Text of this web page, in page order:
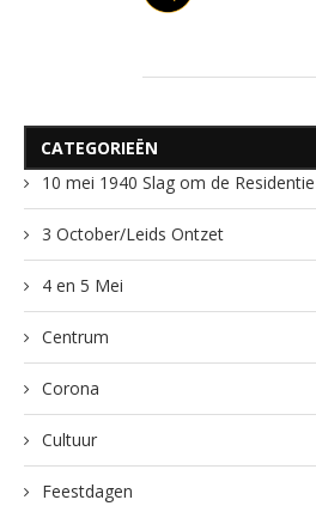
CATEGORIEËN
10 mei 1940 Slag om de Residentie
3 October/Leids Ontzet
4 en 5 Mei
Centrum
Corona
Cultuur
Feestdagen